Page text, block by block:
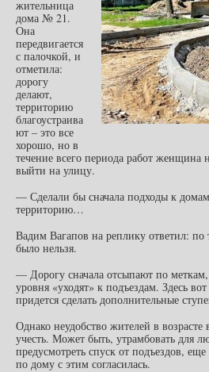
жительница
дома № 21.
Она
передвигается
с палочкой, и
отметила:
дорогу
делают,
территорию
благоустраива
ют – это все
хорошо, но в
течение всего периода работ женщина
выйти на улицу.
— Сделали бы сначала подходы к
территорию…
Вадим Вагапов на реплику ответил: по
было нельзя.
— Дорогу сначала отсыпают по
уровня «уходят» к подъездам. Здесь
придется сделать дополнительные
Однако неудобство жителей в возрасте
учесть. Может быть, утрамбовать для
предусмотреть спуск от подъездов,
по дому с этим согласилась.